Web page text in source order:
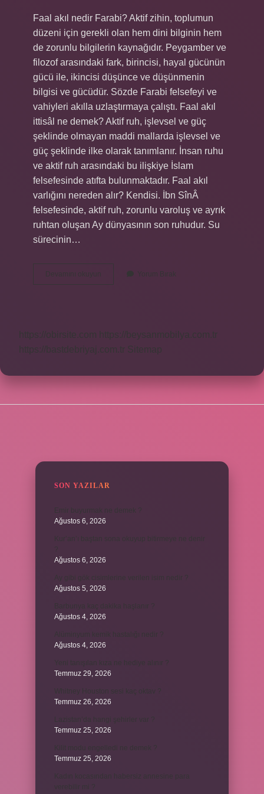
Faal akıl nedir Farabi? Aktif zihin, toplumun
düzeni için gerekli olan hem dini bilginin hem
de zorunlu bilgilerin kaynağıdır. Peygamber ve
filozof arasındaki fark, birincisi, hayal gücünün
gücü ile, ikincisi düşünce ve düşünmenin
bilgisi ve gücüdür. Sözde Farabi felsefeyi ve
vahiyleri akılla uzlaştırmaya çalıştı. Faal akıl
ittisâl ne demek? Aktif ruh, işlevsel ve güç
şeklinde olmayan maddi mallarda işlevsel ve
güç şeklinde ilke olarak tanımlanır. İnsan ruhu
ve aktif ruh arasındaki bu ilişkiye İslam
felsefesinde atıfta bulunmaktadır. Faal akıl
varlığını nereden alır? Kendisi. İbn SînÂ
felsefesinde, aktif ruh, zorunlu varoluş ve ayrık
ruhtan oluşan Ay dünyasının son ruhudur. Su
sürecinin…
Devamını okuyun
Farabide
Faal
Yorum Bırak
https://obirsite.com
https://beysanmobilya.com.tr
https://bastdebriyaj.com.tr Sitemap
SON YAZILAR
Ağustos 6, 2026
Kur’an’ı baştan sona okuyup bitirmeye ne denir
Ağustos 6, 2026
Ağustos 5, 2026
Ağustos 4, 2026
Ağustos 4, 2026
Temmuz 29, 2026
Temmuz 26, 2026
Temmuz 25, 2026
Temmuz 25, 2026